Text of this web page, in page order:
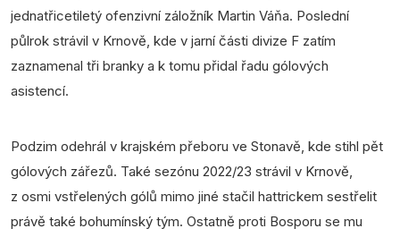
jednatřicetiletý ofenzivní záložník Martin Váňa. Poslední
půlrok strávil v Krnově, kde v jarní části divize F zatím
zaznamenal tři branky a k tomu přidal řadu gólových
asistencí.
Podzim odehrál v krajském přeboru ve Stonavě, kde stihl pět
gólových zářezů. Také sezónu 2022/23 strávil v Krnově,
z osmi vstřelených gólů mimo jiné stačil hattrickem sestřelit
právě také bohumínský tým. Ostatně proti Bosporu se mu